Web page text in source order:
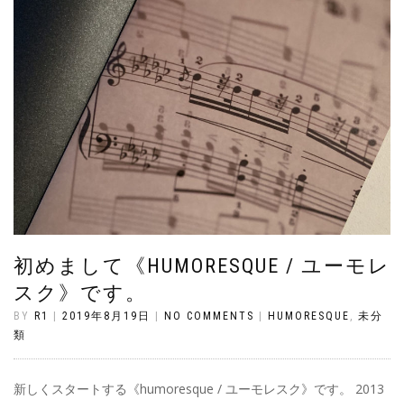
初めまして《HUMORESQUE / ユーモレ
スク》です。
BY R1 | 2019年8月19日 | NO COMMENTS | HUMORESQUE
未分
類
新しくスタートする《humoresque / ユーモレスク》です。 2013